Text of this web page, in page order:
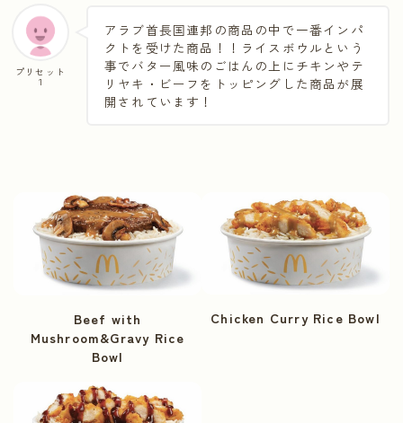
プリセット
１
アラブ首長国連邦の商品の中で一番インパ
クトを受けた商品！！ライスボウルという
事でバター風味のごはんの上にチキンやテ
リヤキ・ビーフをトッピングした商品が展
開されています！
Beef with
Mushroom&Gravy Rice
Bowl
Chicken Curry Rice Bowl